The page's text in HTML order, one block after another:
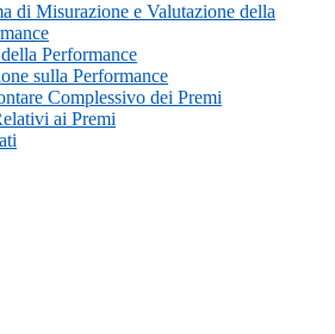
di Misurazione e Valutazione della
Performance
sulla Performance
Complessivo dei Premi
ai Premi